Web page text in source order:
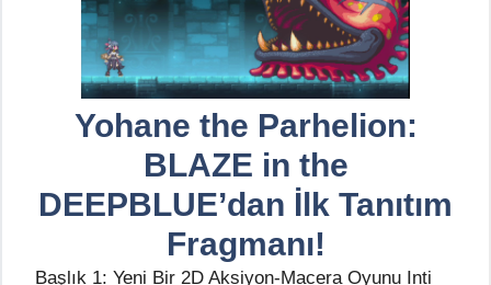
Yohane the Parhelion:
BLAZE in the
DEEPBLUE’dan İlk Tanıtım
Fragmanı!
Başlık 1: Yeni Bir 2D Aksiyon-Macera Oyunu Inti